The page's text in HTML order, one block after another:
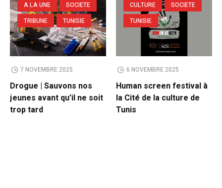
A LA UNE
SOCIETE
TRIBUNE
TUNISIE
7 NOVEMBRE 2025
Drogue | Sauvons nos
jeunes avant qu’il ne soit
trop tard
CULTURE
SOCIETE
TUNISIE
6 NOVEMBRE 2025
Human screen festival à
la Cité de la culture de
Tunis